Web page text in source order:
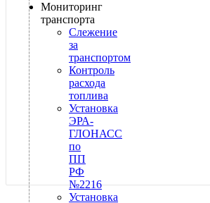
Мониторинг
транспорта
Слежение
за
транспортом
Контроль
расхода
топлива
Установка
ЭРА-
ГЛОНАСС
по
ПП
РФ
№2216
Установка